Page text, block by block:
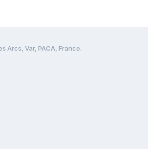
Arcs, Var, PACA, France.